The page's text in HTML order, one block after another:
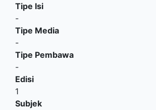
Tipe Isi
-
Tipe Media
-
Tipe Pembawa
-
Edisi
1
Subjek